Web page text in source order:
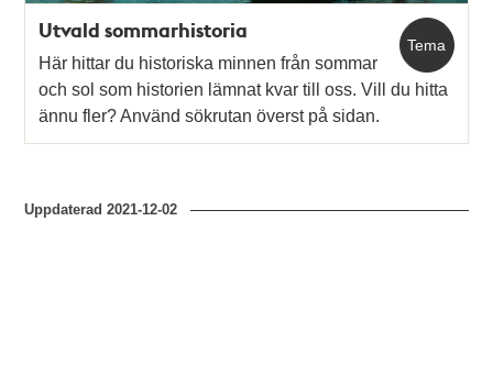
Tema
Utvald sommarhistoria
Här hittar du historiska minnen från sommar
och sol som historien lämnat kvar till oss. Vill du hitta
ännu fler? Använd sökrutan överst på sidan.
Uppdaterad2021-12-02